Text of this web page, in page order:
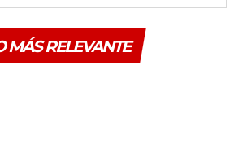
MÁS RELEVANTE